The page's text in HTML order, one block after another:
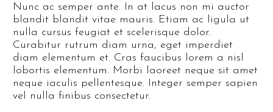
Nunc ac semper ante. In at lacus non mi auctor
blandit blandit vitae mauris. Etiam ac ligula ut
nulla cursus feugiat et scelerisque dolor.
Curabitur rutrum diam urna, eget imperdiet
diam elementum et. Cras faucibus lorem a nisl
lobortis elementum. Morbi laoreet neque sit amet
neque iaculis pellentesque. Integer semper sapien
vel nulla finibus consectetur.